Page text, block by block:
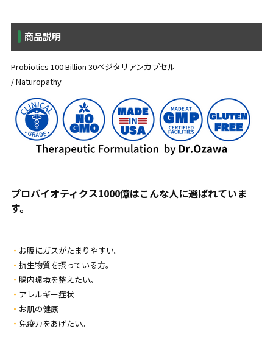
商品説明
Probiotics 100 Billion 30ベジタリアンカプセル
/ Naturopathy
プロバイオティクス1000億はこんな人に選ばれていま
す。
お腹にガスがたまりやすい。
抗生物質を摂っている方。
腸内環境を整えたい。
アレルギー症状
お肌の健康
免疫力をあげたい。